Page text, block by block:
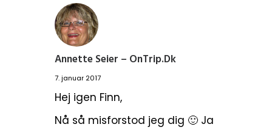
Annette Seier – OnTrip.dk
7. januar 2017
Hej igen Finn,
Nå så misforstod jeg dig 🙂 Ja